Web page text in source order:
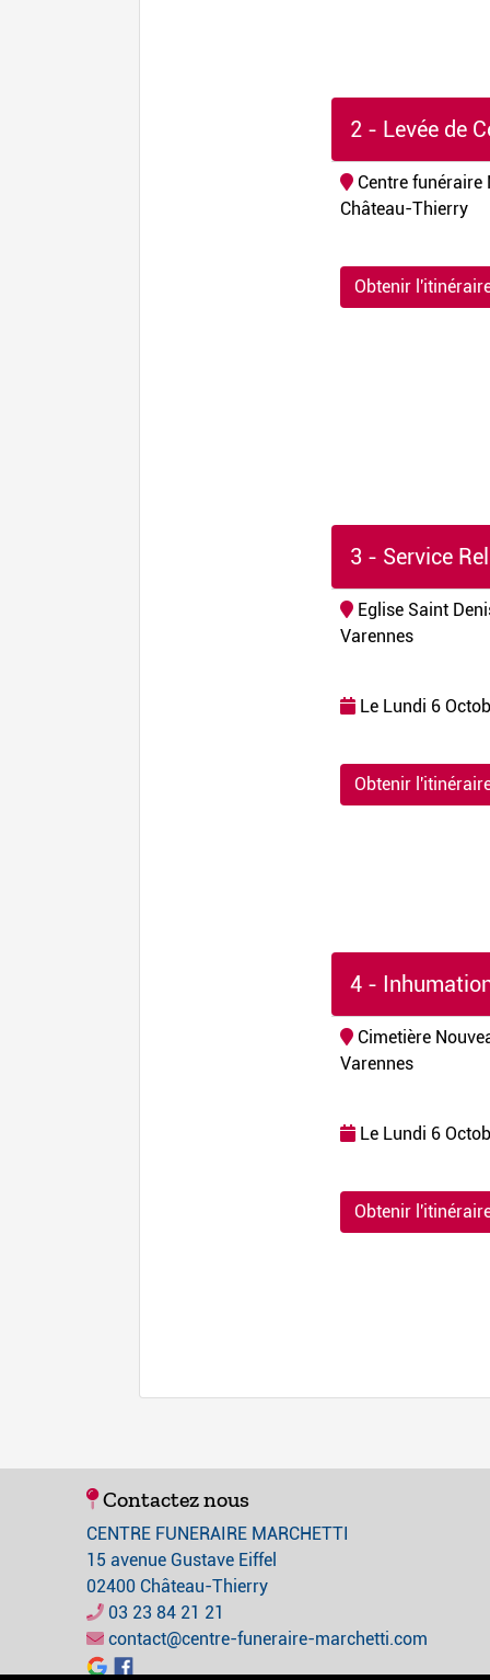
2 - Levée de
Centre funéraire
Château-Thierry
Obtenir
3 - Service
Eglise Saint
Varennes
Le Lundi 6
Obtenir
4 -
Cimetière
Varennes
Le Lundi 6
Obtenir
Contactez nous
CENTRE FUNERAIRE MARCHETTI
15 avenue Gustave Eiffel
02400 Château-Thierry
03 23 84 21 21
contact@centre-funeraire-marchetti.com